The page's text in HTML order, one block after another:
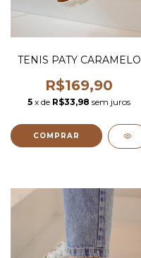
TENIS PATY CARAMELO
R$169,90
5 x de R$33,98 sem juros
COMPRAR